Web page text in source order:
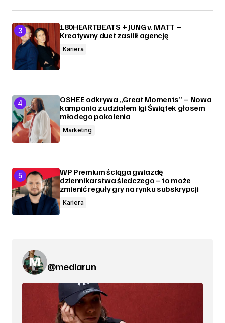
180HEARTBEATS + JUNG v. MATT –
Kreatywny duet zasilił agencję
Kariera
OSHEE odkrywa „Great Moments” – Nowa
kampania z udziałem Igi Świątek głosem
młodego pokolenia
Marketing
WP Premium ściąga gwiazdę
dziennikarstwa śledczego – to może
zmienić reguły gry na rynku subskrypcji
Kariera
@mediarun